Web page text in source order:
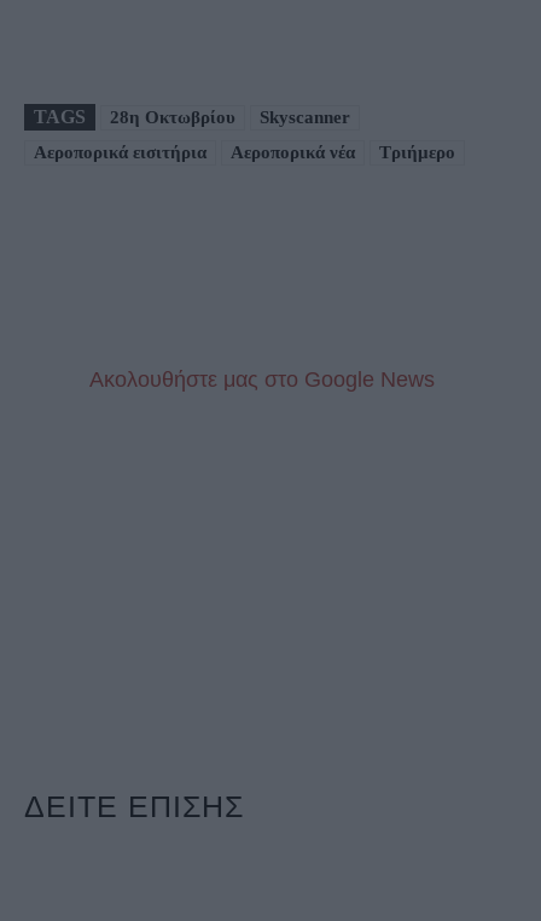
TAGS 28η Οκτωβρίου
Skyscanner
Αεροπορικά εισιτήρια
Αεροπορικά νέα Τριήμερο
Aκολουθήστε μας στo Google News
ΔΕΙΤΕ ΕΠΙΣΗΣ